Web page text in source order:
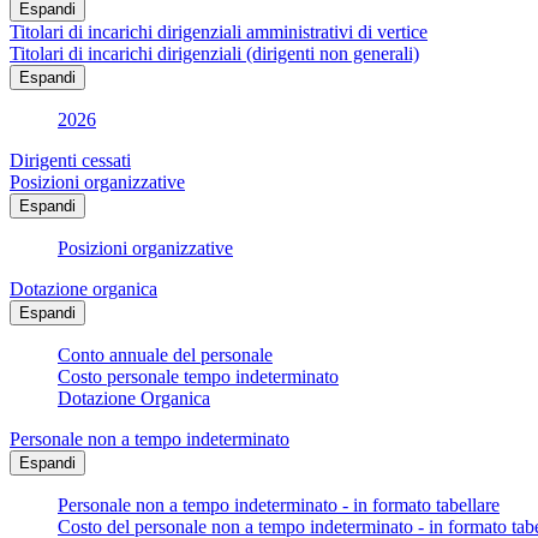
Espandi
Titolari di incarichi dirigenziali amministrativi di vertice
Titolari di incarichi dirigenziali (dirigenti non generali)
Espandi
2026
Dirigenti cessati
Posizioni organizzative
Espandi
Posizioni organizzative
Dotazione organica
Espandi
Conto annuale del personale
Costo personale tempo indeterminato
Dotazione Organica
Personale non a tempo indeterminato
Espandi
Personale non a tempo indeterminato - in formato tabellare
Costo del personale non a tempo indeterminato - in formato